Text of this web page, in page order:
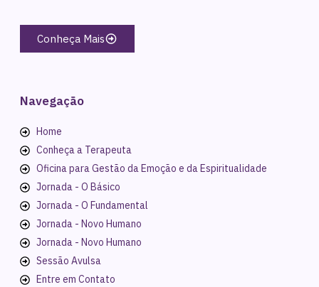
Conheça Mais
Navegação
Home
Conheça a Terapeuta
Oficina para Gestão da Emoção e da Espiritualidade
Jornada - O Básico
Jornada - O Fundamental
Jornada - Novo Humano
Jornada - Novo Humano
Sessão Avulsa
Entre em Contato